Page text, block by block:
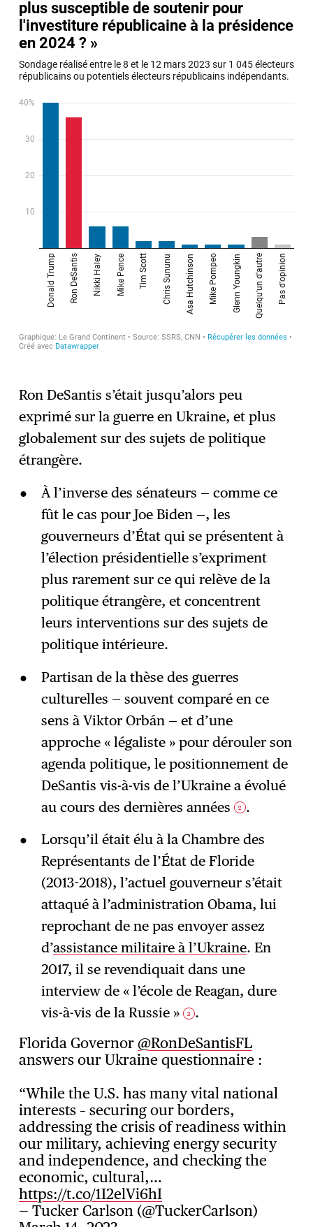
Ron DeSantis s’était jusqu’alors peu
exprimé sur la guerre en Ukraine, et plus
globalement sur des sujets de politique
étrangère.
À l’inverse des sénateurs — comme ce
fût le cas pour Joe Biden —, les
gouverneurs d’État qui se présentent à
l’élection présidentielle s’expriment
plus rarement sur ce qui relève de la
politique étrangère, et concentrent
leurs interventions sur des sujets de
politique intérieure.
Partisan de la thèse des guerres
culturelles — souvent comparé en ce
sens à Viktor Orbán — et d’une
approche « légaliste » pour dérouler son
agenda politique, le positionnement de
DeSantis vis-à-vis de l’Ukraine a évolué
au cours des dernières années
2 .
Lorsqu’il était élu à la Chambre des
Représentants de l’État de Floride
(2013-2018), l’actuel gouverneur s’était
attaqué à l’administration Obama, lui
reprochant de ne pas envoyer assez
d’assistance militaire à l’Ukraine. En
2017, il se revendiquait dans une
interview de « l’école de Reagan, dure
vis-à-vis de la Russie »
3 .
Florida Governor@RonDeSantisFL
answers our Ukraine questionnaire :
“While the U.S. has many vital national
interests – securing our borders,
addressing the crisis of readiness within
our military, achieving energy security
and independence, and checking the
economic, cultural,…
https://t.co/1I2elVi6hI
— Tucker Carlson (@TuckerCarlson)